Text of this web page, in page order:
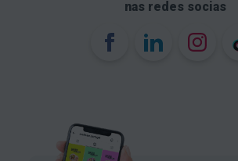
nas redes socias